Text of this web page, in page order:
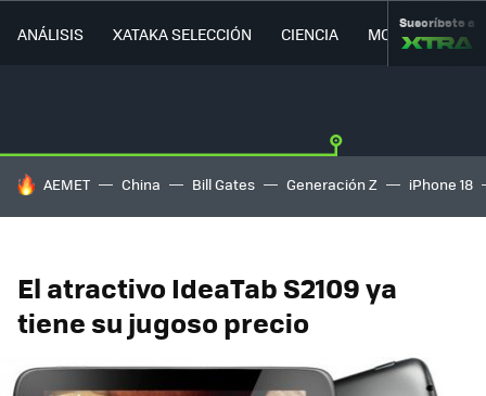
ANÁLISIS XATAKA SELECCIÓN CIENCIA MOVILIDAD
Suscríbete a
HOY SE HABLA DE
AEMET China Bill Gates Generación Z iPhone 18
El atractivo IdeaTab S2109 ya
tiene su jugoso precio